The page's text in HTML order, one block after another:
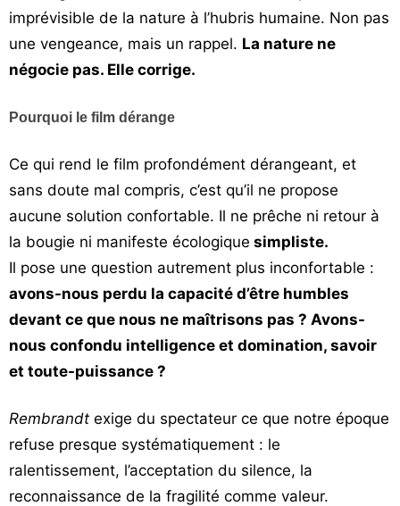
imprévisible de la nature à l’hubris humaine. Non pas
une vengeance, mais un rappel. La nature ne
négocie pas. Elle corrige.
Pourquoi le film dérange
Ce qui rend le film profondément dérangeant, et
sans doute mal compris, c’est qu’il ne propose
aucune solution confortable. Il ne prêche ni retour à
la bougie ni manifeste écologique simpliste.
Il pose une question autrement plus inconfortable :
avons-nous perdu la capacité d’être humbles
devant ce que nous ne maîtrisons pas ? Avons-
nous confondu intelligence et domination, savoir
et toute-puissance ?
Rembrandt exige du spectateur ce que notre époque
refuse presque systématiquement : le
ralentissement, l’acceptation du silence, la
reconnaissance de la fragilité comme valeur.